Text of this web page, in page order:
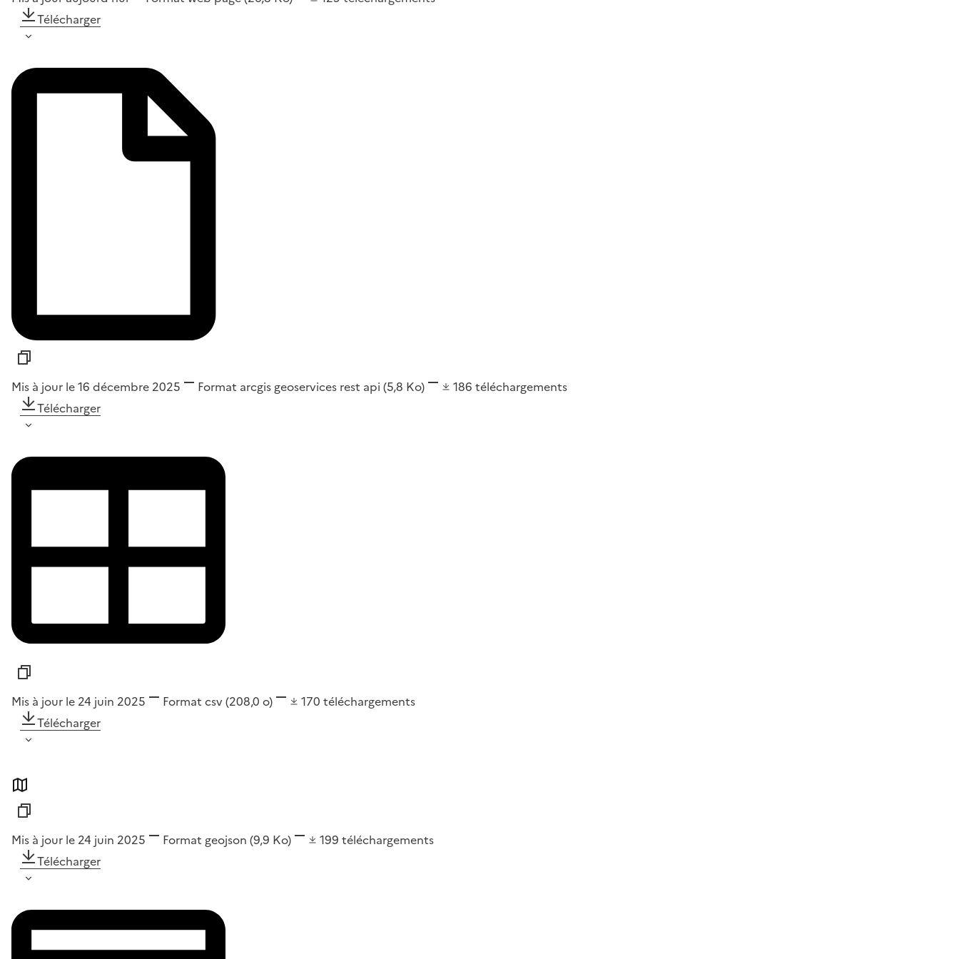
Télécharger
Mis à jour le 16 décembre 2025 Format arcgis geoservices rest api (5,8 Ko) 186 téléchargements
Télécharger
Mis à jour le 24 juin 2025 Format csv(208,0 o) 170 téléchargements
Télécharger
Mis à jour le 24 juin 2025 Format geojson (9,9 Ko) 199 téléchargements
Télécharger